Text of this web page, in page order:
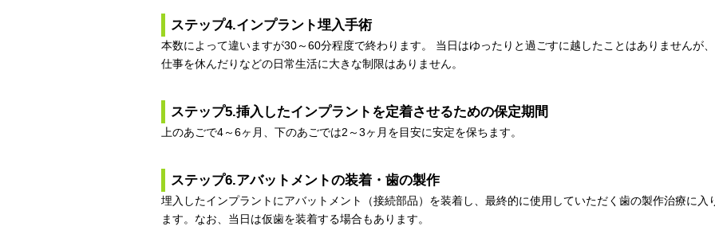
ステップ4.インプラント埋入手術
本数によって違いますが30～60分程度で終わります。 当日はゆったりと過ごすに越したことはありませんが
仕事を休んだりなどの日常生活に大きな制限はありません。
ステップ5.挿入したインプラントを定着させるための保定期間
上のあごで4～6ヶ月、下のあごでは2～3ヶ月を目安に安定を保ちます。
ステップ6.アバットメントの装着・歯の製作
埋入したインプラントにアバットメント（接続部品）を装着し、最終的に使用していただく歯の製作治療に入
ます。なお、当日は仮歯を装着する場合もあります。